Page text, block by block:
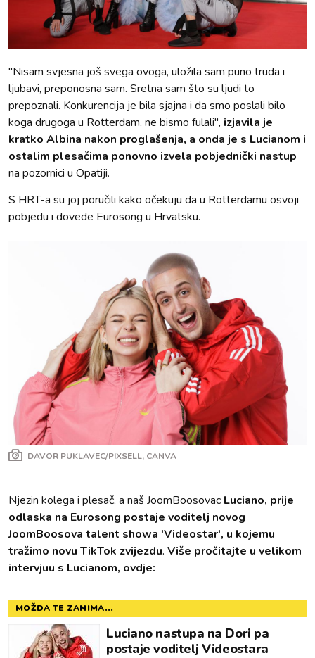
"Nisam svjesna još svega ovoga, uložila sam puno truda i
ljubavi, preponosna sam. Sretna sam što su ljudi to
prepoznali. Konkurencija je bila sjajna i da smo poslali bilo
koga drugoga u Rotterdam, ne bismo fulali", izjavila je
kratko Albina nakon proglašenja, a onda je s Lucianom i
ostalim plesačima ponovno izvela pobjednički nastup
na pozornici u Opatiji.
S HRT-a su joj poručili kako očekuju da u Rotterdamu osvoji
pobjedu i dovede Eurosong u Hrvatsku.
DAVOR PUKLAVEC/PIXSELL, CANVA
Njezin kolega i plesač, a naš JoomBoosovac Luciano, prije
odlaska na Eurosong postaje voditelj novog
JoomBoosova talent showa 'Videostar', u kojemu
tražimo novu TikTok zvijezdu. Više pročitajte u velikom
intervjuu s Lucianom, ovdje:
MOŽDA TE ZANIMA...
Luciano nastupa na Dori pa
postaje voditelj Videostara